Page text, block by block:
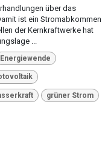
über das
ist ein Stromabkommen
der Kernkraftwerke hat
...
Energiewende
grüner Strom